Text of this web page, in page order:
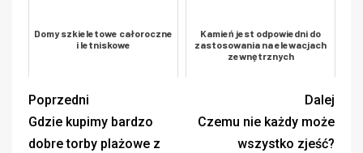
Domy szkieletowe całoroczne
i letniskowe
Kamień jest odpowiedni do
zastosowania na elewacjach
zewnętrznych
Poprzedni
Gdzie kupimy bardzo
dobre torby plażowe z
Dalej
Czemu nie każdy może
wszystko zjeść?